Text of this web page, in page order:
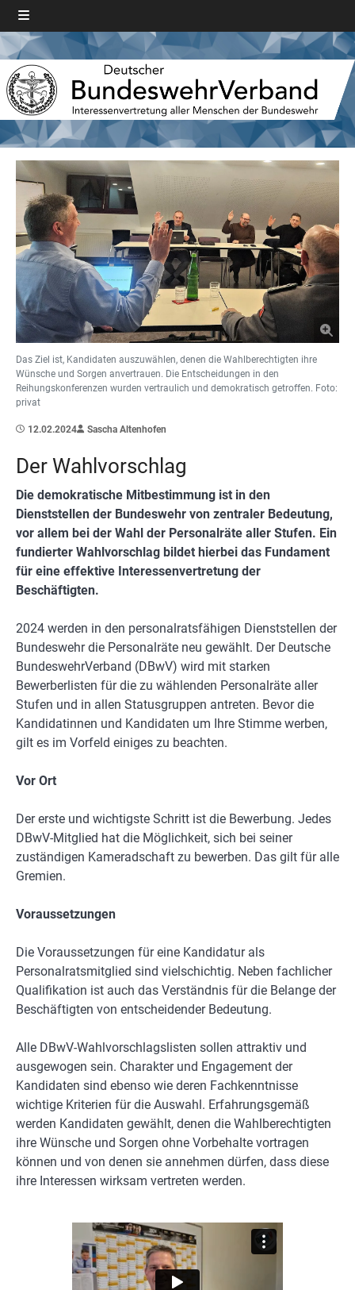
Das Ziel ist, Kandidaten auszuwählen, denen die Wahlberechtigten ihre
Wünsche und Sorgen anvertrauen. Die Entscheidungen in den
Reihungskonferenzen wurden vertraulich und demokratisch getroffen. Foto:
privat
12.02.2024 Sascha Altenhofen
Der Wahlvorschlag
Die demokratische Mitbestimmung ist in den
Dienststellen der Bundeswehr von zentraler Bedeutung,
vor allem bei der Wahl der Personalräte aller Stufen. Ein
fundierter Wahlvorschlag bildet hierbei das Fundament
für eine effektive Interessenvertretung der
Beschäftigten.
2024 werden in den personalratsfähigen Dienststellen der
Bundeswehr die Personalräte neu gewählt. Der Deutsche
BundeswehrVerband (DBwV) wird mit starken
Bewerberlisten für die zu wählenden Personalräte aller
Stufen und in allen Statusgruppen antreten. Bevor die
Kandidatinnen und Kandidaten um Ihre Stimme werben,
gilt es im Vorfeld einiges zu beachten.
Vor Ort
Der erste und wichtigste Schritt ist die Bewerbung. Jedes
DBwV-Mitglied hat die Möglichkeit, sich bei seiner
zuständigen Kameradschaft zu bewerben. Das gilt für alle
Gremien.
Voraussetzungen
Die Voraussetzungen für eine Kandidatur als
Personalratsmitglied sind vielschichtig. Neben fachlicher
Qualifikation ist auch das Verständnis für die Belange der
Beschäftigten von entscheidender Bedeutung.
Alle DBwV-Wahlvorschlagslisten sollen attraktiv und
ausgewogen sein. Charakter und Engagement der
Kandidaten sind ebenso wie deren Fachkenntnisse
wichtige Kriterien für die Auswahl. Erfahrungsgemäß
werden Kandidaten gewählt, denen die Wahlberechtigten
ihre Wünsche und Sorgen ohne Vorbehalte vortragen
können und von denen sie annehmen dürfen, dass diese
ihre Interessen wirksam vertreten werden.